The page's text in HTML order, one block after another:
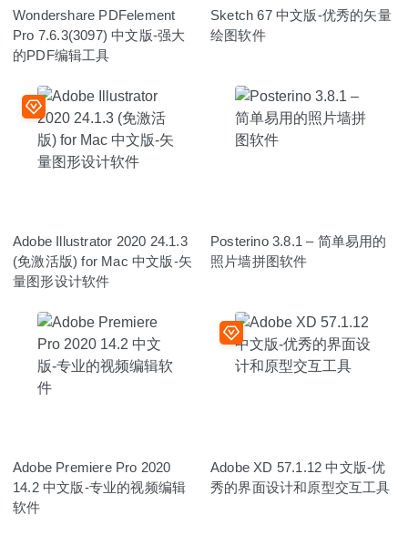
Wondershare PDFelement
Pro 7.6.3(3097) 中文版-强大
的PDF编辑工具
Sketch 67 中文版-优秀的矢量
绘图软件
Adobe Illustrator 2020 24.1.3
(免激活版) for Mac 中文版-矢
量图形设计软件
Posterino 3.8.1 – 简单易用的
照片墙拼图软件
Adobe Premiere Pro 2020
14.2 中文版-专业的视频编辑
软件
Adobe XD 57.1.12 中文版-优
秀的界面设计和原型交互工具